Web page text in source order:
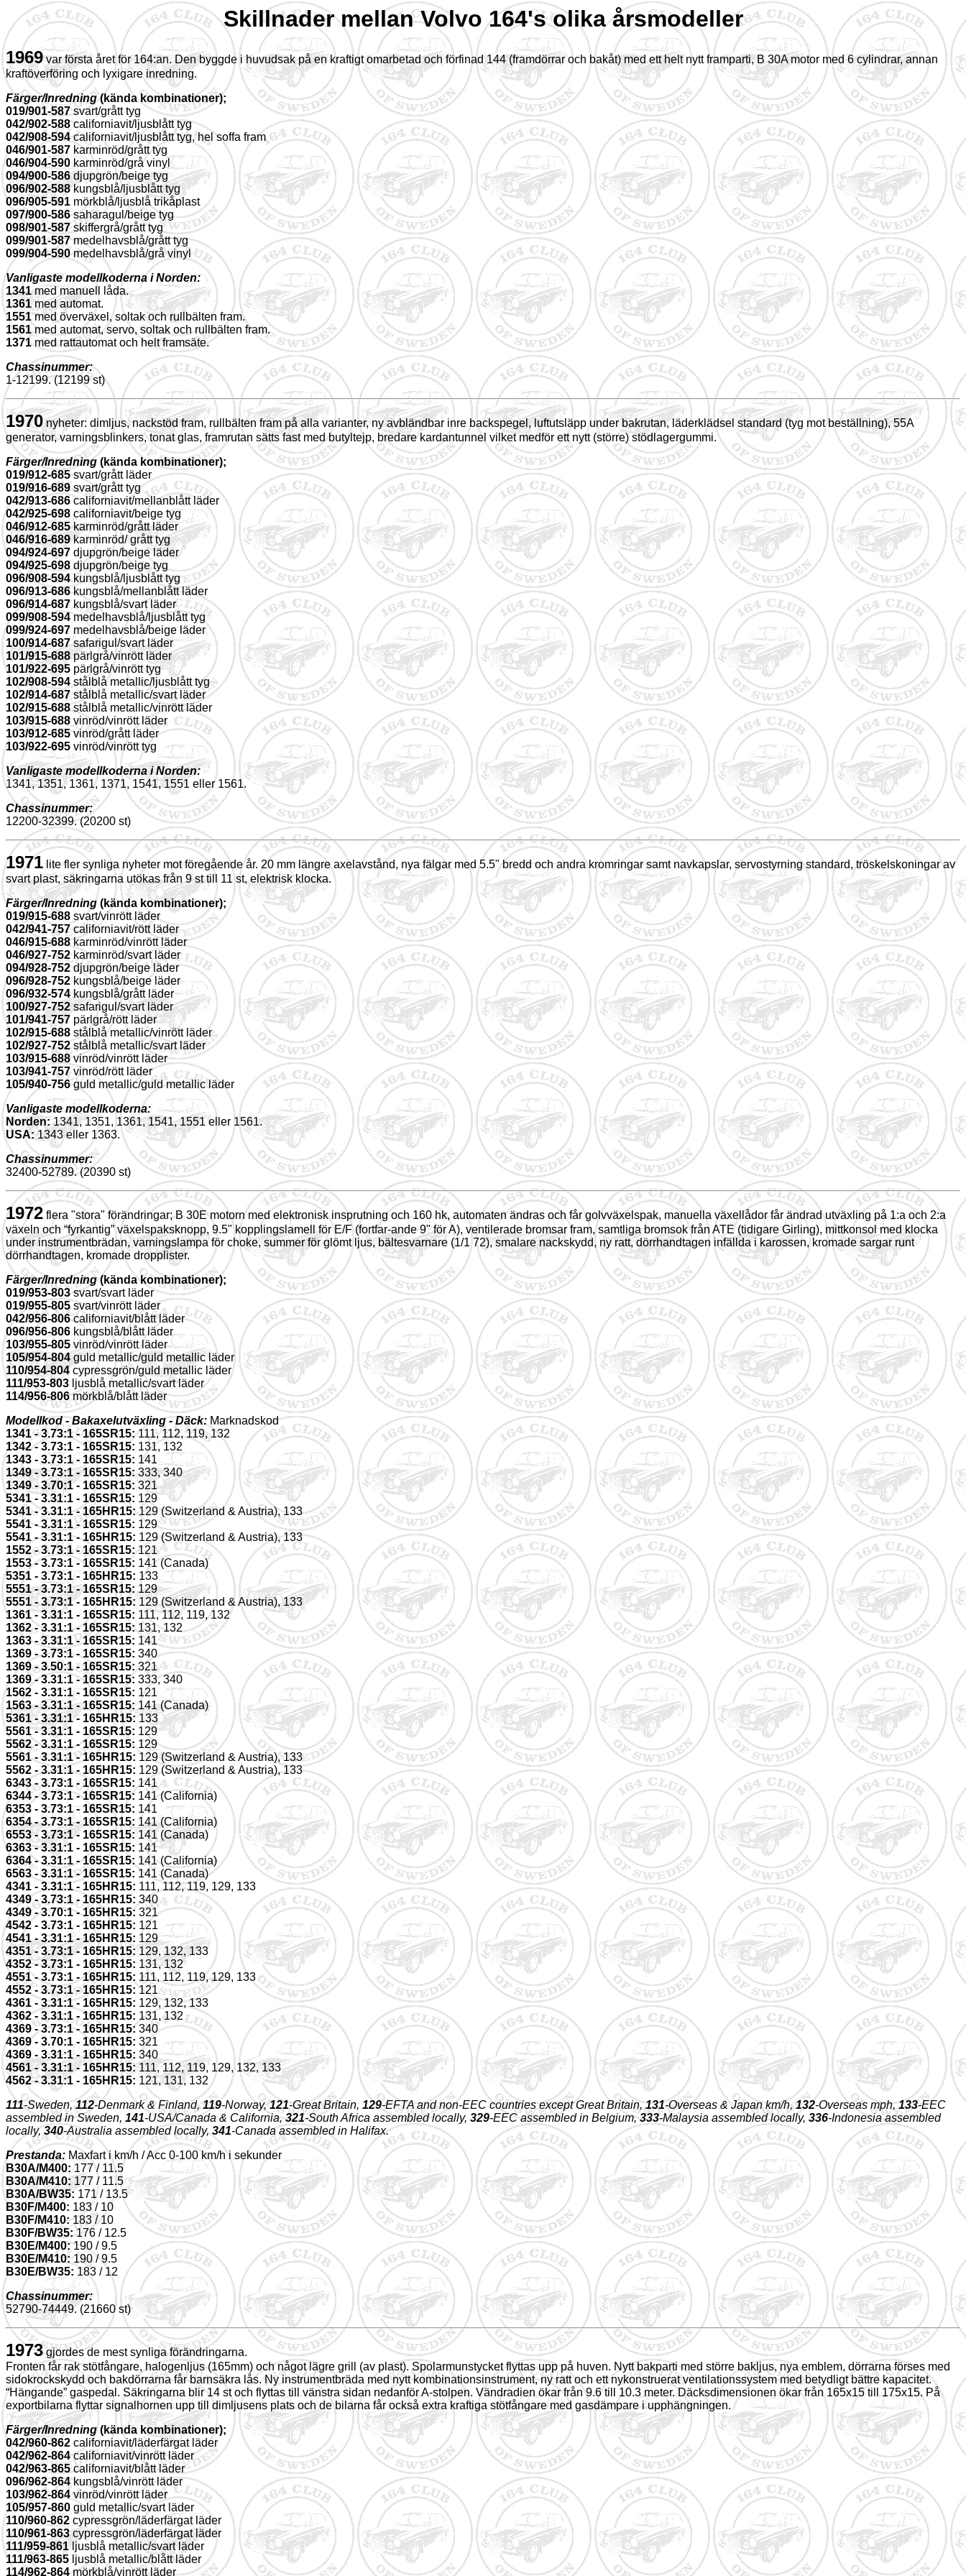
Skillnader mellan Volvo 164's olika årsmodeller
1969var första året för 164:an. Den byggde i huvudsak på en kraftigt omarbetad och förfinad 144 (framdörrar och bakåt) med ett helt nytt framparti, B 30A motor med 6 cylindrar, annan
kraftöverföring och lyxigare inredning.
Färger/Inredning(kända kombinationer);
019/901-587svart/grått tyg
042/902-588californiavit/ljusblått tyg
042/908-594californiavit/ljusblått tyg, hel soffa fram
046/901-587 karminröd/grått tyg
046/904-590karminröd/grå vinyl
094/900-586djupgrön/beige tyg
096/902-588kungsblå/ljusblått tyg
096/905-591 mörkblå/ljusblå trikåplast
097/900-586saharagul/beige tyg
098/901-587skiffergrå/grått tyg
099/901-587medelhavsblå/grått tyg
099/904-590medelhavsblå/grå vinyl
Vanligaste modellkoderna i Norden:
1341med manuell låda.
1361med automat.
1551med överväxel, soltak och rullbälten fram.
1561med automat, servo, soltak och rullbälten fram.
1371med rattautomat och helt framsäte.
Chassinummer:
1-12199. (12199 st)
1970nyheter: dimljus, nackstöd fram, rullbälten fram på alla varianter, ny avbländbar inre backspegel, luftutsläpp under bakrutan, läderklädsel standard (tyg mot beställning), 55A
generator, varningsblinkers, tonat glas, framrutan sätts fast med butyltejp, bredare kardantunnel vilket medför ett nytt (större) stödlagergummi.
Färger/Inredning (kända kombinationer);
019/912-685svart/grått läder
019/916-689svart/grått tyg
042/913-686californiavit/mellanblått läder
042/925-698californiavit/beige tyg
046/912-685karminröd/grått läder
046/916-689karminröd/ grått tyg
094/924-697 djupgrön/beige läder
094/925-698djupgrön/beige tyg
096/908-594kungsblå/ljusblått tyg
096/913-686kungsblå/mellanblått läder
096/914-687kungsblå/svart läder
099/908-594medelhavsblå/ljusblått tyg
099/924-697medelhavsblå/beige läder
100/914-687safarigul/svart läder
101/915-688pärlgrå/vinrött läder
101/922-695 pärlgrå/vinrött tyg
102/908-594 stålblå metallic/ljusblått tyg
102/914-687stålblå metallic/svart läder
102/915-688stålblå metallic/vinrött läder
103/915-688vinröd/vinrött läder
103/912-685vinröd/grått läder
103/922-695vinröd/vinrött tyg
Vanligaste modellkoderna i Norden:
1341, 1351, 1361, 1371, 1541, 1551 eller 1561.
Chassinummer:
12200-32399. (20200 st)
1971 lite fler synliga nyheter mot föregående år. 20 mm längre axelavstånd, nya fälgar med 5.5" bredd och andra kromringar samt navkapslar, servostyrning standard, tröskelskoningar av
svart plast, säkringarna utökas från 9 st till 11 st, elektrisk klocka.
Färger/Inredning (kända kombinationer);
019/915-688 svart/vinrött läder
042/941-757californiavit/rött läder
046/915-688karminröd/vinrött läder
046/927-752karminröd/svart läder
094/928-752djupgrön/beige läder
096/928-752kungsblå/beige läder
096/932-574kungsblå/grått läder
100/927-752safarigul/svart läder
101/941-757 pärlgrå/rött läder
102/915-688 stålblå metallic/vinrött läder
102/927-752stålblå metallic/svart läder
103/915-688vinröd/vinrött läder
103/941-757vinröd/rött läder
105/940-756guld metallic/guld metallic läder
Vanligaste modellkoderna:
Norden:1341, 1351, 1361, 1541, 1551 eller 1561.
USA:1343 eller 1363.
Chassinummer:
32400-52789. (20390 st)
1972 flera "stora" förändringar; B 30E motorn med elektronisk insprutning och 160 hk, automaten ändras och får golvväxelspak, manuella växellådor får ändrad utväxling på 1:a och 2:a
växeln och “fyrkantig” växelspaksknopp, 9.5" kopplingslamell för E/F (fortfar-ande 9" för A), ventilerade bromsar fram, samtliga bromsok från ATE (tidigare Girling), mittkonsol med klocka
under instrumentbrädan, varningslampa för choke, summer för glömt ljus, bältesvarnare (1/1 72), smalare nackskydd, ny ratt, dörrhandtagen infällda i karossen, kromade sargar runt
dörrhandtagen, kromade dropplister.
Färger/Inredning(kända kombinationer);
019/953-803svart/svart läder
019/955-805svart/vinrött läder
042/956-806californiavit/blått läder
096/956-806kungsblå/blått läder
103/955-805vinröd/vinrött läder
105/954-804guld metallic/guld metallic läder
110/954-804cypressgrön/guld metallic läder
111/953-803 ljusblå metallic/svart läder
114/956-806mörkblå/blått läder
Modellkod - Bakaxelutväxling - Däck:Marknadskod
1341 - 3.73:1 - 165SR15:111, 112, 119, 132
1342 - 3.73:1 - 165SR15: 131, 132
1343 - 3.73:1 - 165SR15: 141
1349 - 3.73:1 - 165SR15:333, 340
1349 - 3.70:1 - 165SR15:321
5341 - 3.31:1 - 165SR15: 129
5341 - 3.31:1 - 165HR15:129 (Switzerland & Austria), 133
5541 - 3.31:1 - 165SR15: 129
5541 - 3.31:1 - 165HR15: 129 (Switzerland & Austria), 133
1552 - 3.73:1 - 165SR15:121
1553 - 3.73:1 - 165SR15: 141 (Canada)
5351 - 3.73:1 - 165HR15: 133
5551 - 3.73:1 - 165SR15:129
5551 - 3.73:1 - 165HR15:129 (Switzerland & Austria), 133
1361 - 3.31:1 - 165SR15: 111, 112, 119, 132
1362 - 3.31:1 - 165SR15:131, 132
1363 - 3.31:1 - 165SR15: 141
1369 - 3.73:1 - 165SR15: 340
1369 - 3.50:1 - 165SR15:321
1369 - 3.31:1 - 165SR15: 333, 340
1562 - 3.31:1 - 165SR15: 121
1563 - 3.31:1 - 165SR15:141 (Canada)
5361 - 3.31:1 - 165HR15:133
5561 - 3.31:1 - 165SR15:129
5562 - 3.31:1 - 165SR15:129
5561 - 3.31:1 - 165HR15: 129 (Switzerland & Austria), 133
5562 - 3.31:1 - 165HR15: 129 (Switzerland & Austria), 133
6343 - 3.73:1 - 165SR15:141
6344 - 3.73:1 - 165SR15: 141 (California)
6353 - 3.73:1 - 165SR15: 141
6354 - 3.73:1 - 165SR15:141 (California)
6553 - 3.73:1 - 165SR15:141 (Canada)
6363 - 3.31:1 - 165SR15:141
6364 - 3.31:1 - 165SR15:141 (California)
6563 - 3.31:1 - 165SR15: 141 (Canada)
4341 - 3.31:1 - 165HR15: 111, 112, 119, 129, 133
4349 - 3.73:1 - 165HR15: 340
4349 - 3.70:1 - 165HR15: 321
4542 - 3.73:1 - 165HR15: 121
4541 - 3.31:1 - 165HR15:129
4351 - 3.73:1 - 165HR15:129, 132, 133
4352 - 3.73:1 - 165HR15:131, 132
4551 - 3.73:1 - 165HR15: 111, 112, 119, 129, 133
4552 - 3.73:1 - 165HR15:121
4361 - 3.31:1 - 165HR15: 129, 132, 133
4362 - 3.31:1 - 165HR15: 131, 132
4369 - 3.73:1 - 165HR15:340
4369 - 3.70:1 - 165HR15: 321
4369 - 3.31:1 - 165HR15:340
4561 - 3.31:1 - 165HR15:111, 112, 119, 129, 132, 133
4562 - 3.31:1 - 165HR15:121, 131, 132
111-Sweden,112-Denmark & Finland,119-Norway,121-Great Britain, 129-EFTA and non-EEC countries except Great Britain,131-Overseas & Japan km/h,132-Overseas mph,133-EEC
assembled in Sweden, 141-USA/Canada & California,321-South Africa assembled locally, 329-EEC assembled in Belgium,333-Malaysia assembled locally, 336-Indonesia assembled
locally,340-Australia assembled locally,341-Canada assembled in Halifax.
Prestanda: Maxfart i km/h / Acc 0-100 km/h i sekunder
B30A/M400:177 / 11.5
B30A/M410:177 / 11.5
B30A/BW35:171 / 13.5
B30F/M400: 183 / 10
B30F/M410:183 / 10
B30F/BW35:176 / 12.5
B30E/M400:190 / 9.5
B30E/M410:190 / 9.5
B30E/BW35: 183 / 12
Chassinummer:
52790-74449. (21660 st)
1973gjordes de mest synliga förändringarna.
Fronten får rak stötfångare, halogenljus (165mm) och något lägre grill (av plast). Spolarmunstycket flyttas upp på huven. Nytt bakparti med större bakljus, nya emblem, dörrarna förses med
sidokrockskydd och bakdörrarna får barnsäkra lås. Ny instrumentbräda med nytt kombinationsinstrument, ny ratt och ett nykonstruerat ventilationssystem med betydligt bättre kapacitet.
“Hängande” gaspedal. Säkringarna blir 14 st och flyttas till vänstra sidan nedanför A-stolpen. Vändradien ökar från 9.6 till 10.3 meter. Däcksdimensionen ökar från 165x15 till 175x15. På
exportbilarna flyttar signalhornen upp till dimljusens plats och de bilarna får också extra kraftiga stötfångare med gasdämpare i upphängningen.
Färger/Inredning(kända kombinationer);
042/960-862 californiavit/läderfärgat läder
042/962-864californiavit/vinrött läder
042/963-865californiavit/blått läder
096/962-864kungsblå/vinrött läder
103/962-864vinröd/vinrött läder
105/957-860 guld metallic/svart läder
110/960-862cypressgrön/läderfärgat läder
110/961-863cypressgrön/läderfärgat läder
111/959-861ljusblå metallic/svart läder
111/963-865 ljusblå metallic/blått läder
114/962-864mörkblå/vinrött läder